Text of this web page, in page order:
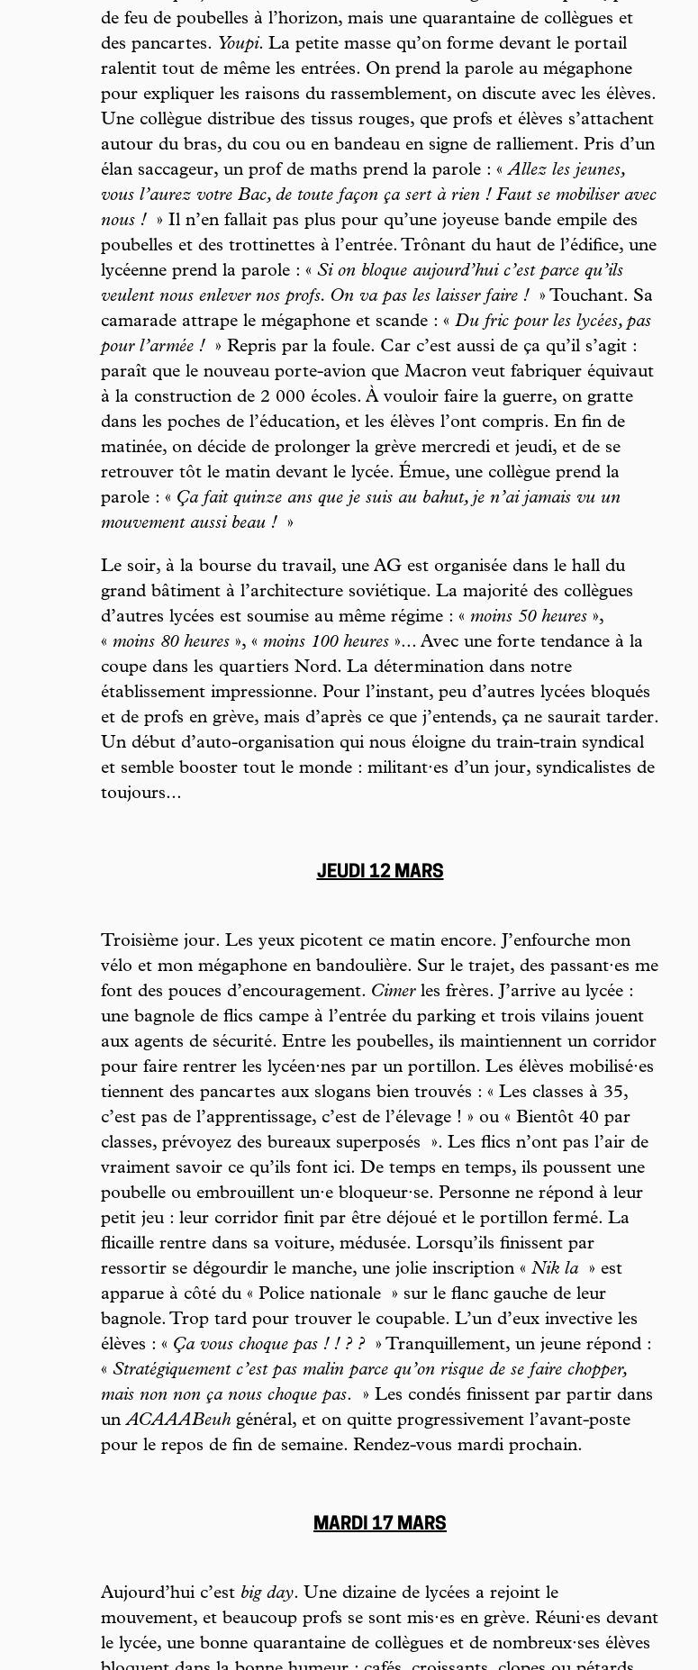
de feu de poubelles à l’horizon, mais une quarantaine de collègues et
des pancartes. Youpi. La petite masse qu’on forme devant le portail
ralentit tout de même les entrées. On prend la parole au mégaphone
pour expliquer les raisons du rassemblement, on discute avec les élèves.
Une collègue distribue des tissus rouges, que profs et élèves s’attachent
autour du bras, du cou ou en bandeau en signe de ralliement. Pris d’un
élan saccageur, un prof de maths prend la parole : «Allez les jeunes,
vous l’aurez votre Bac, de toute façon ça sert à rien ! Faut se mobiliser avec
nous ! » Il n’en fallait pas plus pour qu’une joyeuse bande empile des
poubelles et des trottinettes à l’entrée. Trônant du haut de l’édifice, une
lycéenne prend la parole : « Si on bloque aujourd’hui c’est parce qu’ils
veulent nous enlever nos profs. On va pas les laisser faire ! » Touchant. Sa
camarade attrape le mégaphone et scande : « Du fric pour les lycées, pas
pour l’armée ! » Repris par la foule. Car c’est aussi de ça qu’il s’agit :
paraît que le nouveau porte-avion que Macron veut fabriquer équivaut
à la construction de 2 000 écoles. À vouloir faire la guerre, on gratte
dans les poches de l’éducation, et les élèves l’ont compris. En fin de
matinée, on décide de prolonger la grève mercredi et jeudi, et de se
retrouver tôt le matin devant le lycée. Émue, une collègue prend la
parole : « Ça fait quinze ans que je suis au bahut, je n’ai jamais vu un
mouvement aussi beau ! »
Le soir, à la bourse du travail, une AG est organisée dans le hall du
grand bâtiment à l’architecture soviétique. La majorité des collègues
d’autres lycées est soumise au même régime : « moins 50 heures »,
« moins 80 heures », « moins 100 heures »... Avec une forte tendance à la
coupe dans les quartiers Nord. La détermination dans notre
établissement impressionne. Pour l’instant, peu d’autres lycées bloqués
et de profs en grève, mais d’après ce que j’entends, ça ne saurait tarder.
Un début d’auto-organisation qui nous éloigne du train-train syndical
et semble booster tout le monde : militant·es d’un jour, syndicalistes de
toujours...
JEUDI 12 MARS
Troisième jour. Les yeux picotent ce matin encore. J’enfourche mon
vélo et mon mégaphone en bandoulière. Sur le trajet, des passant·es me
font des pouces d’encouragement. Cimerles frères. J’arrive au lycée :
une bagnole de flics campe à l’entrée du parking et trois vilains jouent
aux agents de sécurité. Entre les poubelles, ils maintiennent un corridor
pour faire rentrer les lycéen·nes par un portillon. Les élèves mobilisé·es
tiennent des pancartes aux slogans bien trouvés : « Les classes à 35,
c’est pas de l’apprentissage, c’est de l’élevage ! » ou « Bientôt 40 par
classes, prévoyez des bureaux superposés
». Les flics n’ont pas l’air de
vraiment savoir ce qu’ils font ici. De temps en temps, ils poussent une
poubelle ou embrouillent un·e bloqueur·se. Personne ne répond à leur
petit jeu : leur corridor finit par être déjoué et le portillon fermé. La
flicaille rentre dans sa voiture, médusée. Lorsqu’ils finissent par
ressortir se dégourdir le manche, une jolie inscription « Nik la » est
apparue à côté du « Police nationale » sur le flanc gauche de leur
bagnole. Trop tard pour trouver le coupable. L’un d’eux invective les
élèves : « Ça vous choque pas ! ! ? ? » Tranquillement, un jeune répond :
« Stratégiquement c’est pas malin parce qu’on risque de se faire chopper,
mais non non ça nous choque pas.
» Les condés finissent par partir dans
unACAAABeuh général, et on quitte progressivement l’avant-poste
pour le repos de fin de semaine. Rendez-vous mardi prochain.
MARDI 17 MARS
Aujourd’hui c’est big day. Une dizaine de lycées a rejoint le
mouvement, et beaucoup profs se sont mis·es en grève. Réuni·es devant
le lycée, une bonne quarantaine de collègues et de nombreux·ses élèves